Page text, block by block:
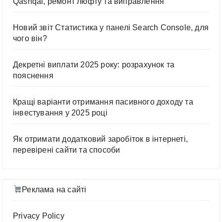
Новий звіт Статистика у панелі Search Console, для
чого він?
Декретні виплати 2025 року: розрахунок та
пояснення
Кращі варіанти отримання пасивного доходу та
інвестування у 2025 році
Як отримати додатковий заробіток в інтернеті,
перевірені сайти та способи
Реклама на сайті
Privacy Policy